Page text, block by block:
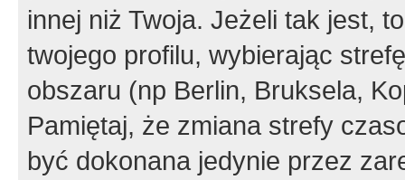
innej niż Twoja. Jeżeli tak jest,
twojego profilu, wybierając
obszaru (np Berlin, Bruksela,
Pamiętaj, że zmiana strefy
być dokonana jedynie przez